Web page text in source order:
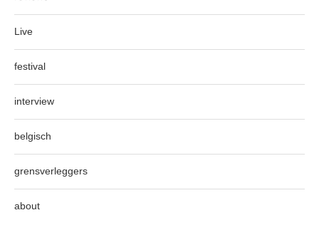
Live
festival
interview
belgisch
grensverleggers
about